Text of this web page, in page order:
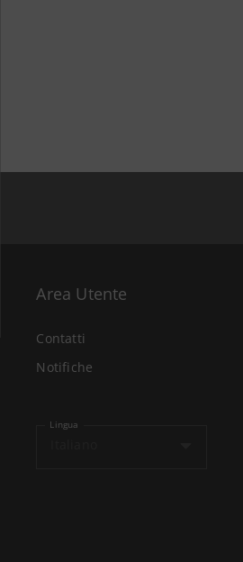
Area Utente
Contatti
Notifiche
Lingua